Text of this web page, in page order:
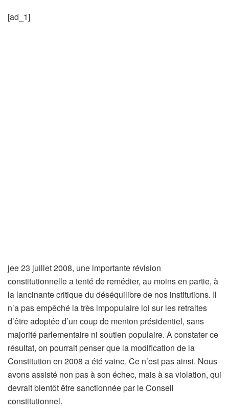
[ad_1]
jee 23 juillet 2008, une importante révision
constitutionnelle a tenté de remédier, au moins en partie, à
la lancinante critique du déséquilibre de nos institutions. Il
n’a pas empêché la très impopulaire loi sur les retraites
d’être adoptée d’un coup de menton présidentiel, sans
majorité parlementaire ni soutien populaire. A constater ce
résultat, on pourrait penser que la modification de la
Constitution en 2008 a été vaine. Ce n’est pas ainsi. Nous
avons assisté non pas à son échec, mais à sa violation, qui
devrait bientôt être sanctionnée par le Conseil
constitutionnel.